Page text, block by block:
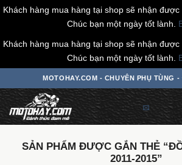
Khách hàng mua hàng tại shop sẽ nhận được
Chúc bạn một ngày tốt lành.
Khách hàng mua hàng tại shop sẽ nhận được
Chúc bạn một ngày tốt lành.
đến
dung
MOTOHAY.COM - CHUYÊN PHỤ TÙNG
SẢN PHẨM ĐƯỢC GẮN THẺ
2011-2015”